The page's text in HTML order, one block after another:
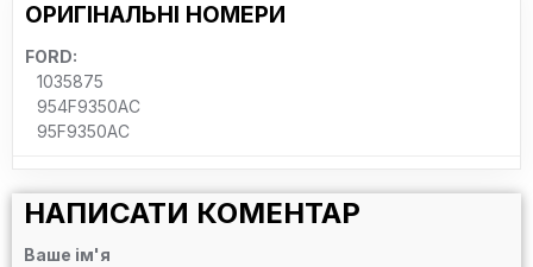
ОРИГІНАЛЬНІ НОМЕРИ
FORD:
1035875
954F9350AC
95F9350AC
НАПИСАТИ КОМЕНТАР
Ваше ім'я